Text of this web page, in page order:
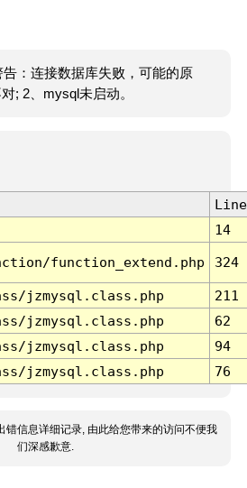
：连接数据库失败，可能的原
; 2、mysql未启动。
Line
14
function_extend.php 324
jzmysql.class.php
211
jzmysql.class.php
62
jzmysql.class.php
94
jzmysql.class.php 76
错信息详细记录, 由此给您带来的访问不便我
们深感歉意.